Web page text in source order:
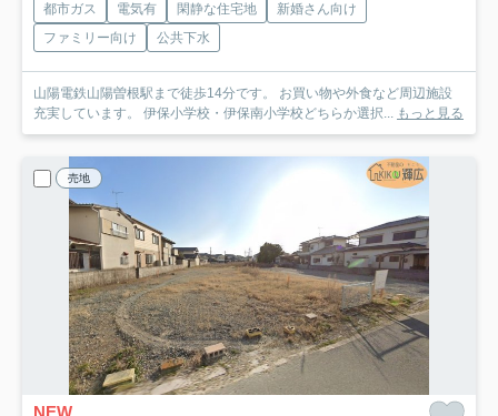
都市ガス 電気有 閑静な住宅地
新婚さん向け
ファミリー向け
公共下水
山陽電鉄山陽曽根駅まで徒歩14分です。 お買い物や外食など周辺施設
充実しています。 伊保小学校・伊保南小学校どちらか選択... もっと見る
売地